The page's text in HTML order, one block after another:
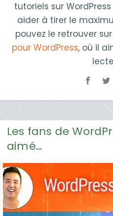
tutoriels sur
aider à tirer le
pouvez le retrouver
pour WordPress, où il
Les fans de
aimé…